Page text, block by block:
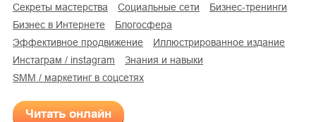
секреты мастерства
социальные сети
бизнес-тренинги
бизнес в Интернете
блогосфера
эффективное продвижение
иллюстрированное издание
инстаграм / instagram
знания и навыки
SMM / маркетинг в соцсетях
Читать онлайн